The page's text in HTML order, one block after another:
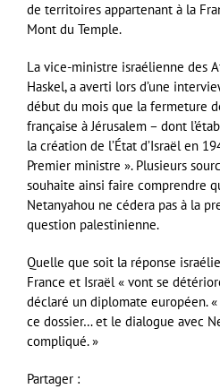
de territoires appartenant à la
Mont du Temple.
La vice-ministre israélienne des
Haskel, a averti lors d’une
début du mois que la fermeture
française à Jérusalem – dont
la création de l’État d’Israël en
Premier ministre ». Plusieurs
souhaite ainsi faire comprendre
Netanyahou ne cédera pas à la
question palestinienne.
Quelle que soit la réponse
France et Israël « vont se
déclaré un diplomate européen.
ce dossier… et le dialogue avec
compliqué. »
Partager :